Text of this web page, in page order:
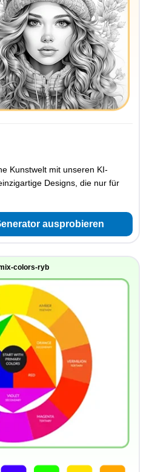
Kunstwelt mit unseren KI-
Designs, die nur für
ausprobieren
colors-ryb